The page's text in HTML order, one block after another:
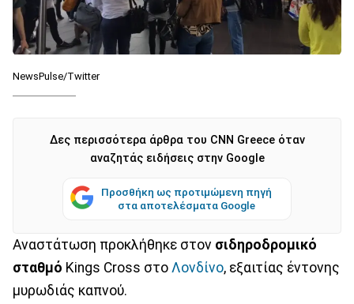
NewsPulse‏/Twitter
Δες περισσότερα άρθρα του CNN Greece όταν
αναζητάς ειδήσεις στην Google
Προσθήκη ως προτιμώμενη πηγή
στα αποτελέσματα Google
Αναστάτωση προκλήθηκε στον σιδηροδρομικό
σταθμό Kings Cross στο Λονδίνο, εξαιτίας έντονης
μυρωδιάς καπνού.